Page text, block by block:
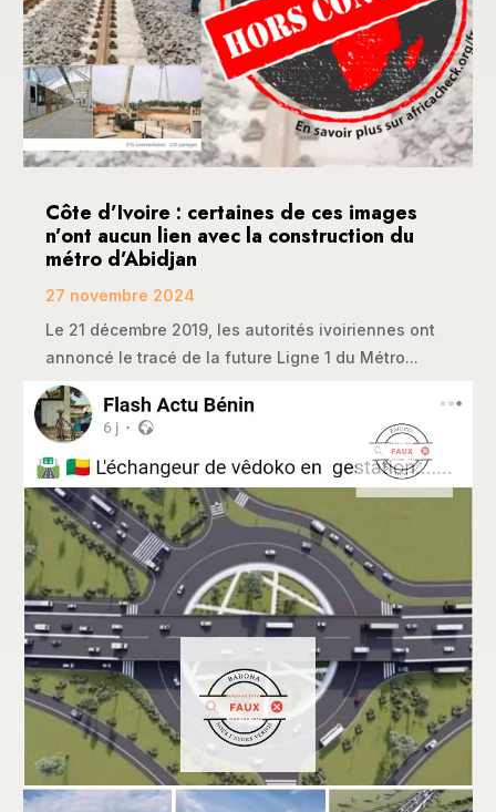
Côte d’Ivoire : certaines de ces images
n’ont aucun lien avec la construction du
métro d’Abidjan
27 novembre 2024
Le 21 décembre 2019, les autorités ivoiriennes ont
annoncé le tracé de la future Ligne 1 du Métro...